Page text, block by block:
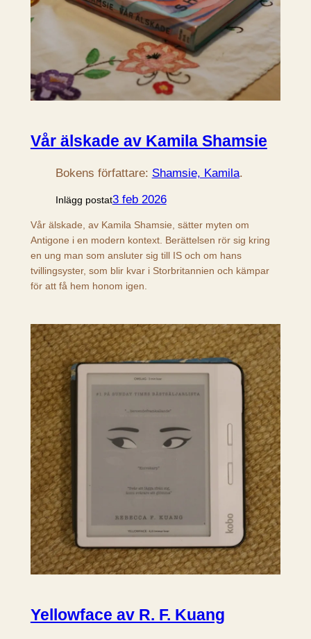
Vår älskade av Kamila Shamsie
Bokens författare: Shamsie, Kamila.
Inlägg postat3 feb 2026
Vår älskade, av Kamila Shamsie, sätter myten om
Antigone i en modern kontext. Berättelsen rör sig kring
en ung man som ansluter sig till IS och om hans
tvillingsyster, som blir kvar i Storbritannien och kämpar
för att få hem honom igen.
Yellowface av R. F. Kuang